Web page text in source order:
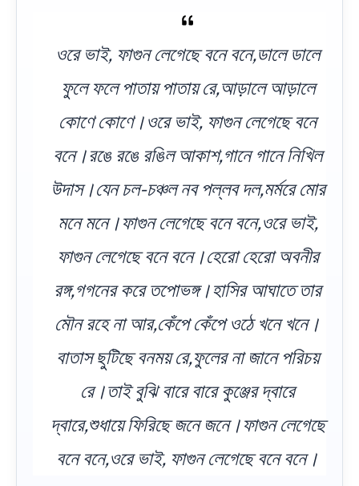
ওরে ভাই, ফাগুন লেগেছে বনে বনে,ডালে ডালে
ফুলে ফলে পাতায় পাতায় রে,আড়ালে আড়ালে
কোণে কোণে।ওরে ভাই, ফাগুন লেগেছে বনে
বনে।রঙে রঙে রঙিল আকাশ,গানে গানে নিখিল
উদাস।যেন চল-চঞ্চল নব পল্লব দল,মর্মরে মোর
মনে মনে।ফাগুন লেগেছে বনে বনে,ওরে ভাই,
ফাগুন লেগেছে বনে বনে।হেরো হেরো অবনীর
রঙ্গ,গগনের করে তপোভঙ্গ।হাসির আঘাতে তার
মৌন রহে না আর,কেঁপে কেঁপে ওঠে খনে খনে।
বাতাস ছুটিছে বনময় রে,ফুলের না জানে পরিচয়
রে।তাই বুঝি বারে বারে কুঞ্জের দ্বারে
দ্বারে,শুধায়ে ফিরিছে জনে জনে।ফাগুন লেগেছে
বনে বনে,ওরে ভাই, ফাগুন লেগেছে বনে বনে।